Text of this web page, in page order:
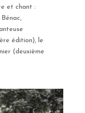
et chant :
édition), le
(deuxième